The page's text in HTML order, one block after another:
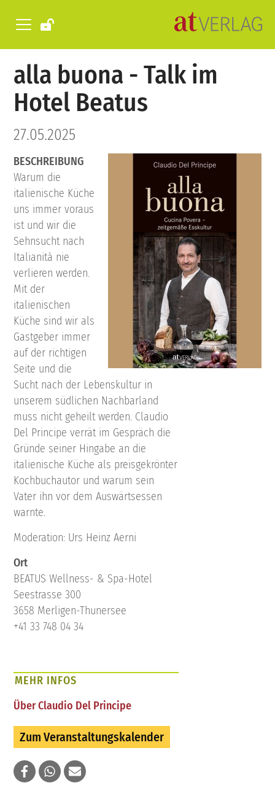
alla buona - Talk im
Hotel Beatus
27.05.2025
BESCHREIBUNG
Warum die
italienische Küche
uns immer voraus
ist und wir die
Sehnsucht nach
Italianità nie
verlieren werden.
Mit der
italienischen
Küche sind wir als
Gastgeber immer
auf der richtigen
Seite und die
Sucht nach der Lebenskultur in
unserem südlichen Nachbarland
muss nicht geheilt werden. Claudio
Del Principe verrät im Gespräch die
Gründe seiner Hingabe an die
italienische Küche als preisgekrönter
Kochbuchautor und warum sein
Vater ihn vor dem Auswärtsessen
warnte.
Moderation: Urs Heinz Aerni
Ort
BEATUS Wellness- & Spa-Hotel
Seestrasse 300
3658 Merligen-Thunersee
+41 33 748 04 34
MEHR INFOS
Über Claudio Del Principe
Zum Veranstaltungskalender